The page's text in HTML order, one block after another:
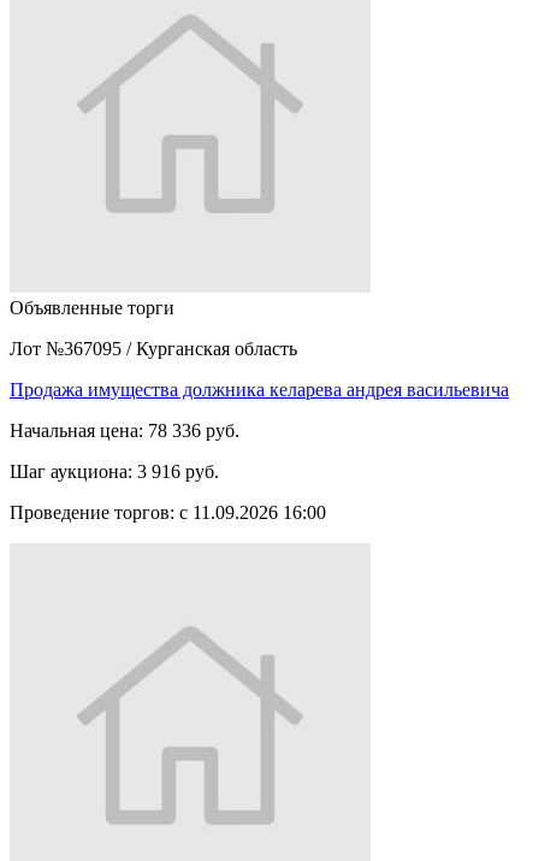
Объявленные торги
Лот №367095 / Курганская область
Продажа имущества должника келарева андрея васильевича
Начальная цена: 78 336 руб.
Шаг аукциона: 3 916 руб.
Проведение торгов: с 11.09.2026 16:00